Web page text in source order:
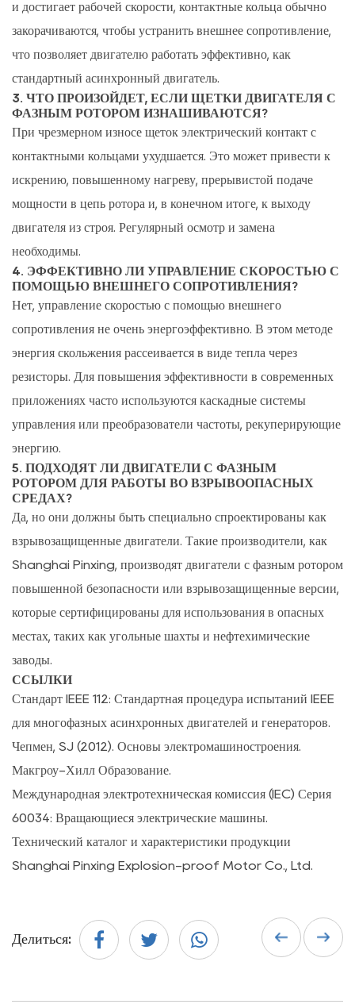
и достигает рабочей скорости, контактные кольца обычно
закорачиваются, чтобы устранить внешнее сопротивление,
что позволяет двигателю работать эффективно, как
стандартный асинхронный двигатель.
3. ЧТО ПРОИЗОЙДЕТ, ЕСЛИ ЩЕТКИ ДВИГАТЕЛЯ С
ФАЗНЫМ РОТОРОМ ИЗНАШИВАЮТСЯ?
При чрезмерном износе щеток электрический контакт с
контактными кольцами ухудшается. Это может привести к
искрению, повышенному нагреву, прерывистой подаче
мощности в цепь ротора и, в конечном итоге, к выходу
двигателя из строя. Регулярный осмотр и замена
необходимы.
4. ЭФФЕКТИВНО ЛИ УПРАВЛЕНИЕ СКОРОСТЬЮ С
ПОМОЩЬЮ ВНЕШНЕГО СОПРОТИВЛЕНИЯ?
Нет, управление скоростью с помощью внешнего
сопротивления не очень энергоэффективно. В этом методе
энергия скольжения рассеивается в виде тепла через
резисторы. Для повышения эффективности в современных
приложениях часто используются каскадные системы
управления или преобразователи частоты, рекуперирующие
энергию.
5. ПОДХОДЯТ ЛИ ДВИГАТЕЛИ С ФАЗНЫМ
РОТОРОМ ДЛЯ РАБОТЫ ВО ВЗРЫВООПАСНЫХ
СРЕДАХ?
Да, но они должны быть специально спроектированы как
взрывозащищенные двигатели. Такие производители, как
Shanghai Pinxing, производят двигатели с фазным ротором
повышенной безопасности или взрывозащищенные версии,
которые сертифицированы для использования в опасных
местах, таких как угольные шахты и нефтехимические
заводы.
ССЫЛКИ
Стандарт IEEE 112: Стандартная процедура испытаний IEEE
для многофазных асинхронных двигателей и генераторов.
Чепмен, SJ (2012). Основы электромашиностроения.
Макгроу-Хилл Образование.
Международная электротехническая комиссия (IEC) Серия
60034: Вращающиеся электрические машины.
Технический каталог и характеристики продукции
Shanghai Pinxing Explosion-proof Motor Co., Ltd.
Делиться: